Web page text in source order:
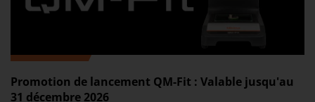
Promotion de lancement QM-Fit : Valable jusqu'au
31 décembre 2026